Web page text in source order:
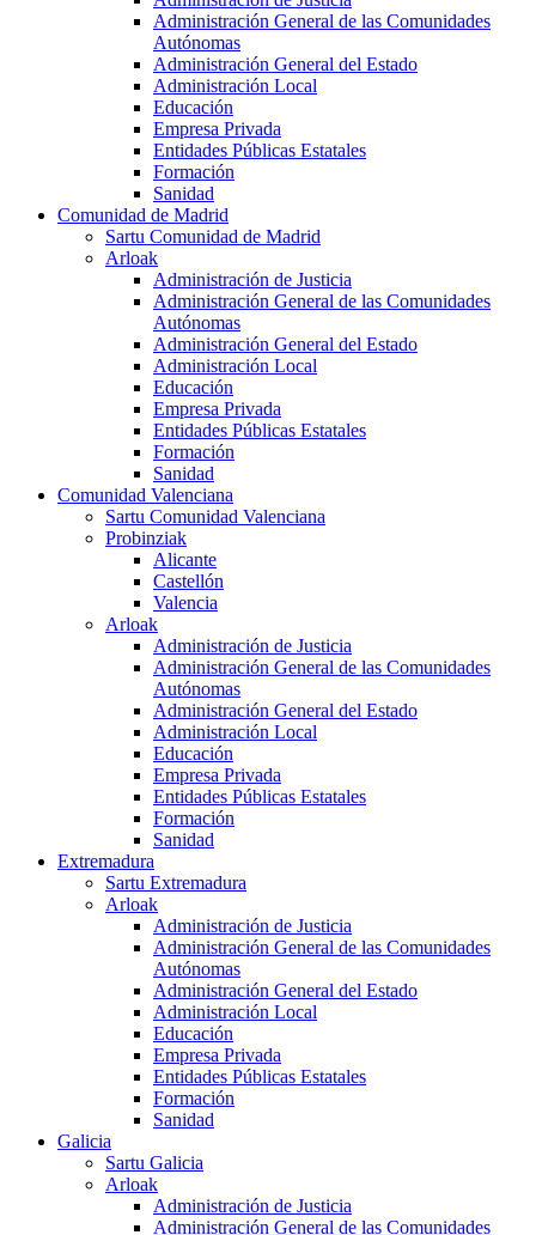
Administración General de las Comunidades
Autónomas
Administración General del Estado
Administración Local
Educación
Empresa Privada
Entidades Públicas Estatales
Formación
Sanidad
Comunidad de Madrid
Sartu Comunidad de Madrid
Arloak
Administración de Justicia
Administración General de las Comunidades
Autónomas
Administración General del Estado
Administración Local
Educación
Empresa Privada
Entidades Públicas Estatales
Formación
Sanidad
Comunidad Valenciana
Sartu Comunidad Valenciana
Probinziak
Alicante
Castellón
Valencia
Arloak
Administración de Justicia
Administración General de las Comunidades
Autónomas
Administración General del Estado
Administración Local
Educación
Empresa Privada
Entidades Públicas Estatales
Formación
Sanidad
Extremadura
Sartu Extremadura
Arloak
Administración de Justicia
Administración General de las Comunidades
Autónomas
Administración General del Estado
Administración Local
Educación
Empresa Privada
Entidades Públicas Estatales
Formación
Sanidad
Galicia
Sartu Galicia
Arloak
Administración de Justicia
Administración General de las Comunidades